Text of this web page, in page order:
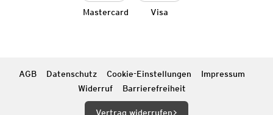
Mastercard Visa
AGB Datenschutz Cookie-Einstellungen
Impressum
Widerruf
Barrierefreiheit
Vertrag widerrufen